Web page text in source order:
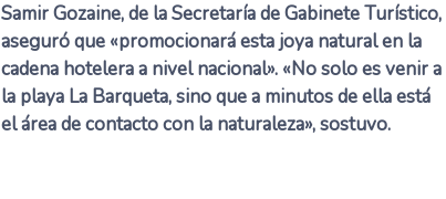
Samir Gozaine, de la Secretaría de Gabinete Turístico,
aseguró que «promocionará esta joya natural en la
cadena hotelera a nivel nacional». «No solo es venir a
la playa La Barqueta, sino que a minutos de ella está
el área de contacto con la naturaleza», sostuvo.